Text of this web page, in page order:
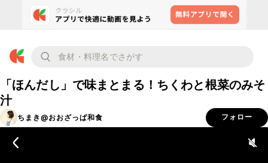
「ほんだし」で味まとまる！ちくわと根菜のみそ
汁
ちまき@おおざっぱ和食 フォロー